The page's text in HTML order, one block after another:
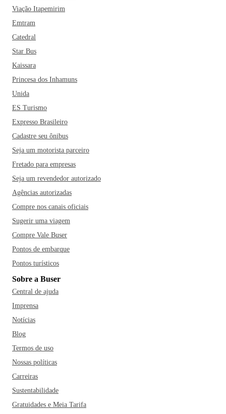
Viação Itapemirim
Emtram
Catedral
Star Bus
Kaissara
Princesa dos Inhamuns
Unida
ES Turismo
Expresso Brasileiro
Cadastre seu ônibus
Seja um motorista parceiro
Fretado para empresas
Seja um revendedor autorizado
Agências autorizadas
Compre nos canais oficiais
Sugerir uma viagem
Compre Vale Buser
Pontos de embarque
Pontos turísticos
Sobre a Buser
Central de ajuda
Imprensa
Notícias
Blog
Termos de uso
Nossas políticas
Carreiras
Sustentabilidade
Gratuidades e Meia Tarifa